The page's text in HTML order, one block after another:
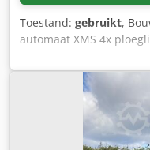
Toestand: gebruikt,
automaat XMS 4x
430 HD, 1 paar
M0 RH65-85
steenbeveiliging,
Acstvf Rwj Teck